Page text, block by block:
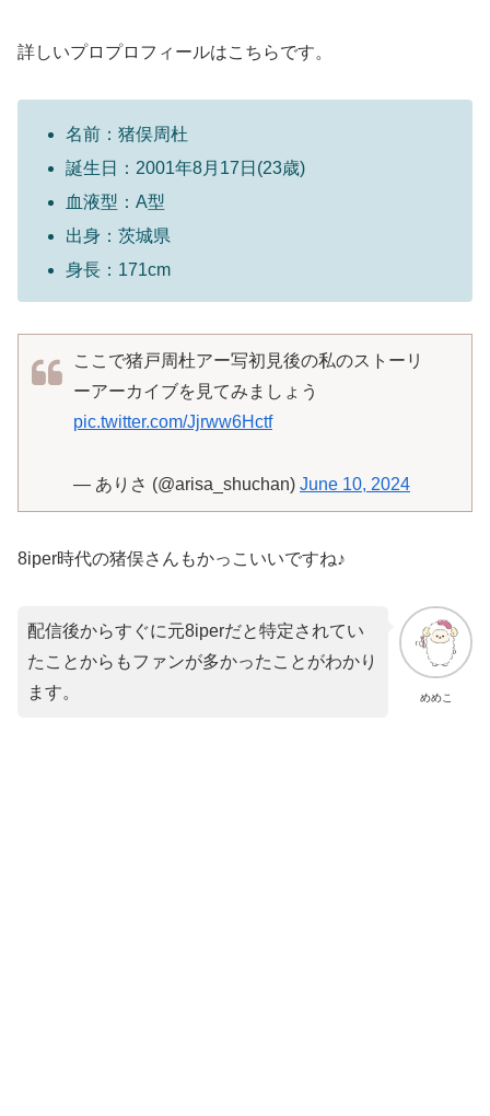
詳しいプロプロフィールはこちらです。
名前：猪俣周杜
誕生日：2001年8月17日(23歳)
血液型：A型
出身：茨城県
身長：171cm
ここで猪戸周杜アー写初見後の私のストーリ
ーアーカイブを見てみましょう
pic.twitter.com/Jjrww6Hctf
— ありさ (@arisa_shuchan) June 10, 2024
8iper時代の猪俣さんもかっこいいですね♪
めめこ
配信後からすぐに元8iperだと特定されてい
たことからもファンが多かったことがわかり
ます。